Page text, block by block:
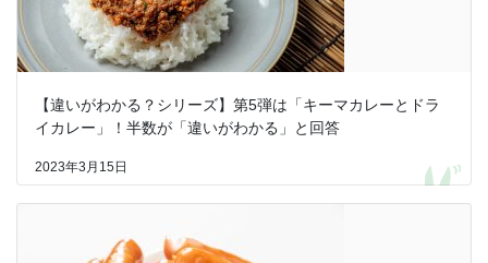
【違いがわかる？シリーズ】第5弾は「キーマカレーとドラ
イカレー」！半数が「違いがわかる」と回答
2023年3月15日